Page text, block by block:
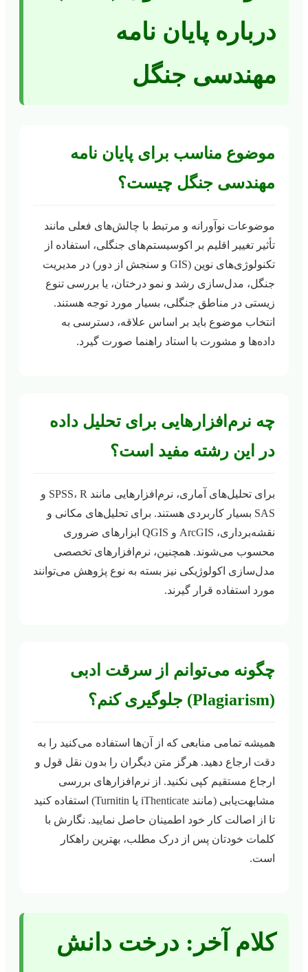
درباره پایان نامه
مهندسی جنگل
موضوع مناسب برای پایان نامه
مهندسی جنگل چیست؟
موضوعات نوآورانه و مرتبط با چالش‌های فعلی مانند
تأثیر تغییر اقلیم بر اکوسیستم‌های جنگلی، استفاده از
تکنولوژی‌های نوین (GIS و سنجش از دور) در مدیریت
جنگل، مدل‌سازی رشد و نمو درختان، یا بررسی تنوع
زیستی در مناطق جنگلی، بسیار مورد توجه هستند.
انتخاب موضوع باید بر اساس علاقه، دسترسی به
داده‌ها و مشورت با استاد راهنما صورت گیرد.
چه نرم‌افزارهایی برای تحلیل داده
در این رشته مفید است؟
برای تحلیل‌های آماری، نرم‌افزارهایی مانند SPSS، R و
SAS بسیار کاربردی هستند. برای تحلیل‌های مکانی و
نقشه‌برداری، ArcGIS و QGIS ابزارهای ضروری
محسوب می‌شوند. همچنین، نرم‌افزارهای تخصصی
مدل‌سازی اکولوژیکی نیز بسته به نوع پژوهش می‌توانند
مورد استفاده قرار گیرند.
چگونه می‌توانم از سرقت ادبی
(Plagiarism) جلوگیری کنم؟
همیشه تمامی منابعی که از آن‌ها استفاده می‌کنید را به
دقت ارجاع دهید. هرگز متن دیگران را بدون نقل قول و
ارجاع مستقیم کپی نکنید. از نرم‌افزارهای بررسی
مشابهت‌یابی (مانند iThenticate یا Turnitin) استفاده کنید
تا از اصالت کار خود اطمینان حاصل نمایید. نگارش با
کلمات خودتان پس از درک مطلب، بهترین راهکار
است.
کلام آخر: درخت دانش